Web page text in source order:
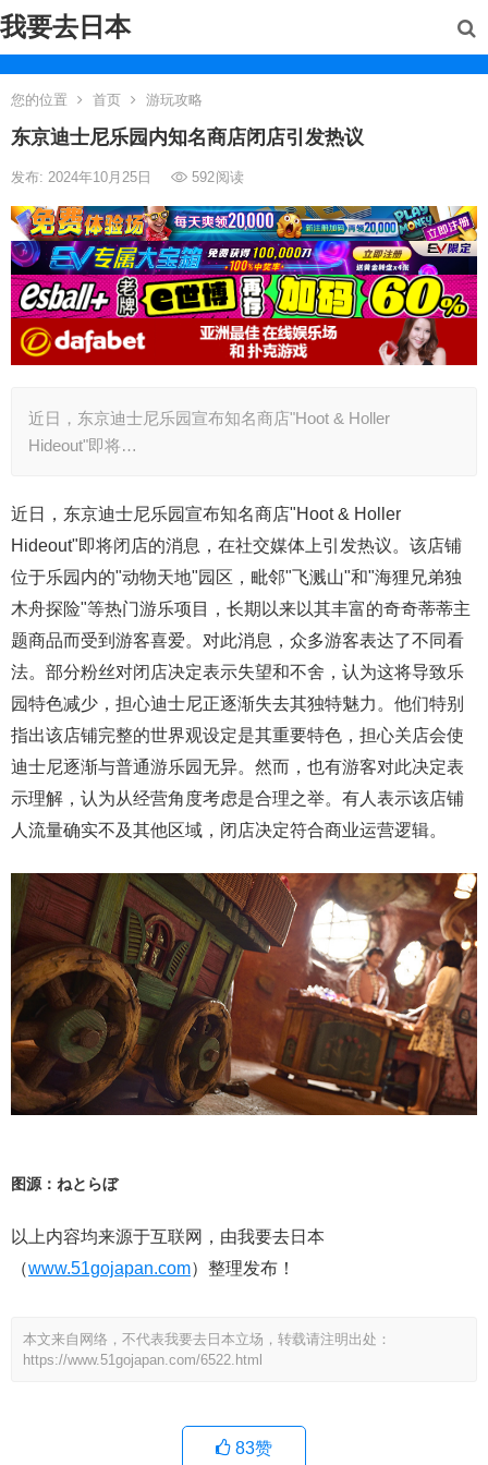
我要去日本
您的位置 首页 游玩攻略
东京迪士尼乐园内知名商店闭店引发热议
发布: 2024年10月25日 592阅读
近日，东京迪士尼乐园宣布知名商店"Hoot & Holler
Hideout"即将…
近日，东京迪士尼乐园宣布知名商店"Hoot & Holler
Hideout"即将闭店的消息，在社交媒体上引发热议。该店铺
位于乐园内的"动物天地"园区，毗邻"飞溅山"和"海狸兄弟独
木舟探险"等热门游乐项目，长期以来以其丰富的奇奇蒂蒂主
题商品而受到游客喜爱。对此消息，众多游客表达了不同看
法。部分粉丝对闭店决定表示失望和不舍，认为这将导致乐
园特色减少，担心迪士尼正逐渐失去其独特魅力。他们特别
指出该店铺完整的世界观设定是其重要特色，担心关店会使
迪士尼逐渐与普通游乐园无异。然而，也有游客对此决定表
示理解，认为从经营角度考虑是合理之举。有人表示该店铺
人流量确实不及其他区域，闭店决定符合商业运营逻辑。
图源：ねとらぼ
以上内容均来源于互联网，由我要去日本
（www.51gojapan.com）整理发布！
本文来自网络，不代表我要去日本立场，转载请注明出处：
https://www.51gojapan.com/6522.html
83赞